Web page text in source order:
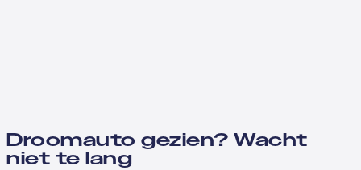
Droomauto gezien? Wacht
niet te lang